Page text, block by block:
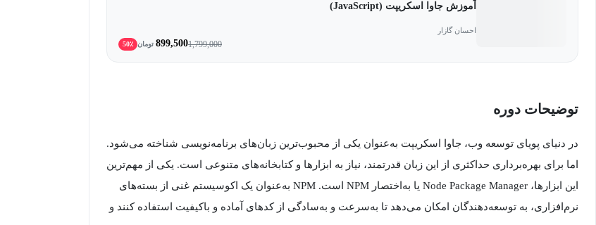
آموزش جاوا اسکریپت (JavaScript)
احسان گازار
1,799,000
899,500 تومان 50٪
توضیحات دوره
در دنیای پویای توسعه وب، جاوا اسکریپت به‌عنوان یکی از محبوب‌ترین زبان‌های برنامه‌نویسی شناخته می‌شود.
اما برای بهره‌برداری حداکثری از این زبان قدرتمند، نیاز به ابزارها و کتابخانه‌های متنوعی است. یکی از مهم‌ترین
این ابزارها، Node Package Manager یا به‌اختصار NPM است. NPM به‌عنوان یک اکوسیستم غنی از بسته‌های
نرم‌افزاری، به توسعه‌دهندگان امکان می‌دهد تا به‌سرعت و به‌سادگی از کدهای آماده و باکیفیت استفاده کنند و